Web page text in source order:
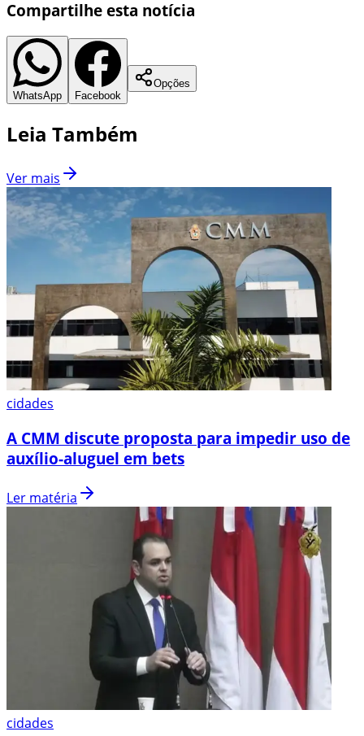
Compartilhe esta notícia
WhatsApp Facebook
Opções
Leia Também
Ver mais
cidades
A CMM discute proposta para impedir uso de
auxílio-aluguel em bets
Ler matéria
cidades